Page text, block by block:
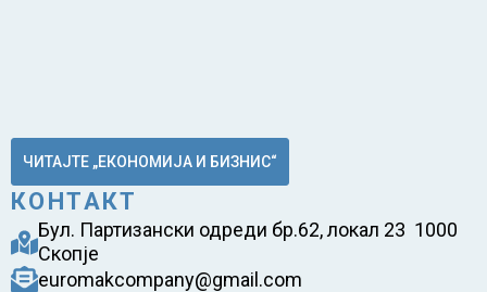
ЧИТАЈТЕ „ЕКОНОМИЈА И БИЗНИС“
КОНТАКТ
Бул. Партизански одреди бр.62, локал 23 1000
Скопје
euromakcompany@gmail.com